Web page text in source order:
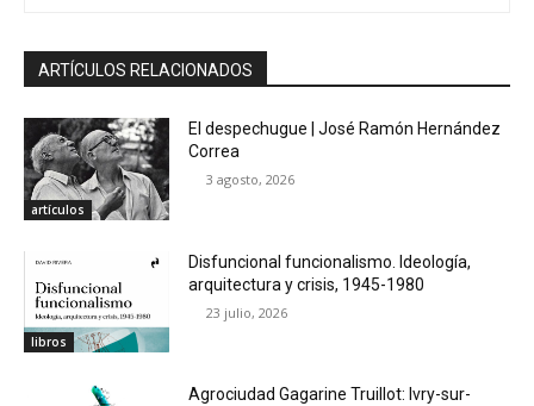
ARTÍCULOS RELACIONADOS
artículos
El despechugue | José Ramón Hernández
Correa
3 agosto, 2026
libros
Disfuncional funcionalismo. Ideología,
arquitectura y crisis, 1945-1980
23 julio, 2026
Agrociudad Gagarine Truillot: Ivry-sur-